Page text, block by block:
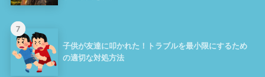
7
子供が友達に叩かれた！トラブルを最小限にするため
の適切な対処方法